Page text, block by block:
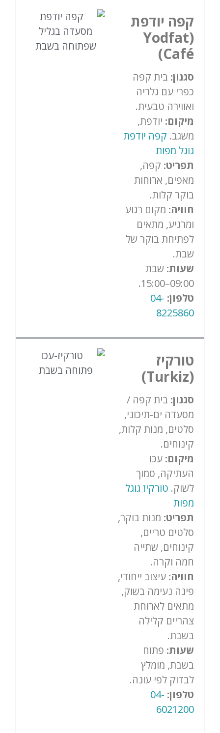
קפה יודפת
(Yodfat
Café)
סגנון: בית קפה
כפרי עם גלריה
ואווירה טבעית.
מיקום: יודפת,
משגב. קפה יודפת
גוגל מפות
תפריט: קפה,
מאפים, ארוחות
בוקר קלות.
חוויה: מקום רגוע
ומרגיע, מתאים
לפתיחת בוקר של
שבת.
שעות: שבת
09:00–15:00.
טלפון: 04-
8225860
טורקיז
(Turkiz)
סגנון: בית קפה /
מסעדה ים-תיכוני,
סלטים, מנות קלות,
קינוחים.
מיקום: עכו
העתיקה, סמוך
לשוק. טורקיז גוגל
מפות
תפריט: מנות בוקר,
סלטים טריים,
קינוחים, שתייה
חמה וקרה.
חוויה: עיצוב ייחודי,
פינה נעימה בשוק,
מתאים לארוחת
צהריים קלילה
בשבת.
שעות: פתוח
בשבת, מומלץ
לבדוק לפי עונה.
טלפון: 04-
6021200